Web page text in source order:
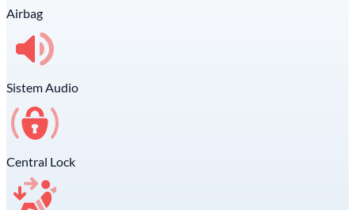
Airbag
Sistem Audio
Central Lock